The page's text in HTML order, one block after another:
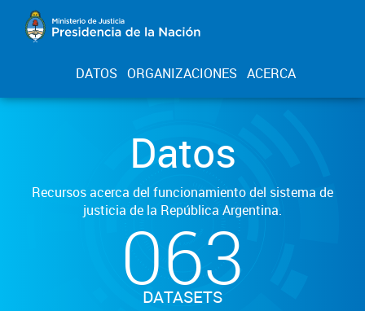
DATOS ORGANIZACIONES ACERCA
Datos
Recursos acerca del funcionamiento del sistema de
justicia de la República Argentina.
063
DATASETS